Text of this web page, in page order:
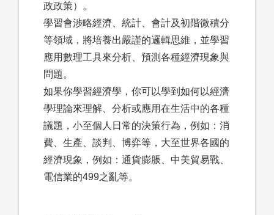
政政策）。
學習會涉略經濟、統計、會計及初階微積分
等領域，將培養出嚴謹的邏輯思維，並學習
應用數理工具來分析、預測各種經濟現象與
問題。
如果你學習經濟學，你可以學到如何以經濟
學理論來理解、分析或應用在生活中的各種
議題，小至個人日常的決策行為，例如：消
費、生產、談判、博弈等，大至世界各國的
經濟現象，例如：通貨膨脹、中美貿易戰、
電信業的499之亂等。